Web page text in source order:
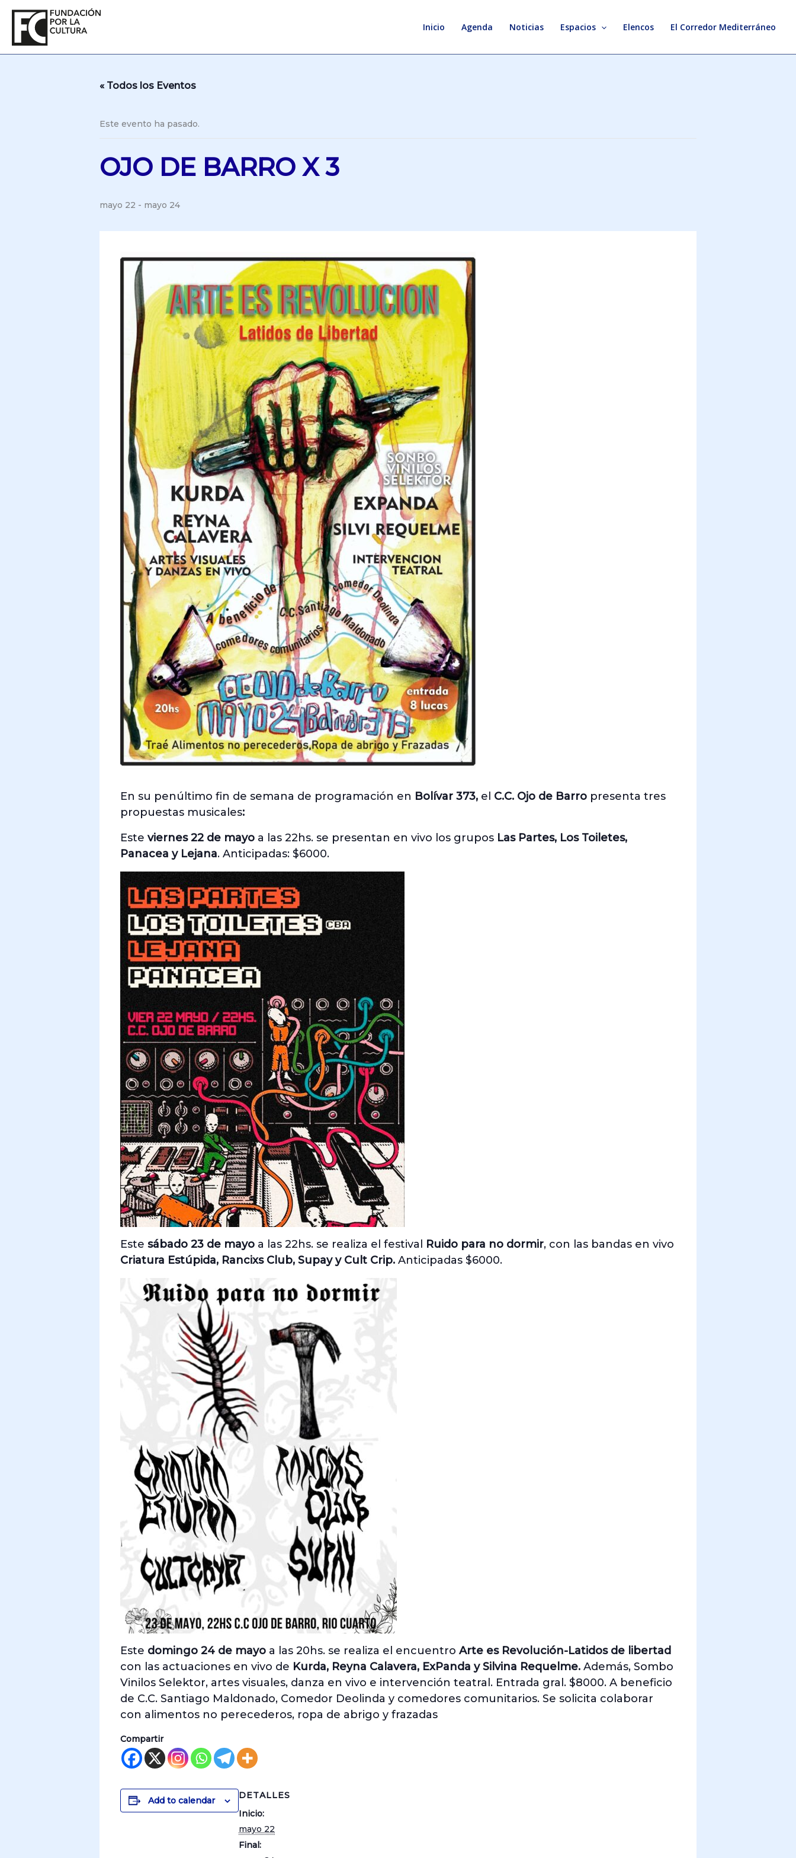
contenido
Inicio Agenda Noticias Espacios Elencos El Corredor Mediterráneo
« Todos los Eventos
Este evento ha pasado.
OJO DE BARRO X 3
mayo 22 - mayo 24
En su penúltimo fin de semana de programación en Bolívar 373, el C.C. Ojo de Barro presenta tres
propuestas musicales:
Este viernes 22 de mayo a las 22hs. se presentan en vivo los grupos Las Partes, Los Toiletes,
Panacea y Lejana. Anticipadas: $6000.
Este sábado 23 de mayo a las 22hs. se realiza el festival Ruido para no dormir, con las bandas en vivo
Criatura Estúpida, Rancixs Club, Supay y Cult Crip. Anticipadas $6000.
Este domingo 24 de mayo a las 20hs. se realiza el encuentro Arte es Revolución-Latidos de libertad
con las actuaciones en vivo de Kurda, Reyna Calavera, ExPanda y Silvina Requelme. Además, Sombo
Vinilos Selektor, artes visuales, danza en vivo e intervención teatral. Entrada gral. $8000. A beneficio
de C.C. Santiago Maldonado, Comedor Deolinda y comedores comunitarios. Se solicita colaborar
con alimentos no perecederos, ropa de abrigo y frazadas
Compartir
Add to calendar
DETALLES
Inicio:
mayo 22
Final: